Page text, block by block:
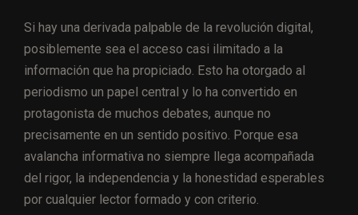
Si hay una derivada palpable de la revolución digital,
posiblemente sea el acceso casi ilimitado a la
información que ha propiciado. Esto ha otorgado al
periodismo un papel central y lo ha convertido en
protagonista de muchos debates, aunque no
precisamente en un sentido positivo. Porque esa
avalancha informativa no siempre llega acompañada
del rigor, la independencia y la honestidad esperables
por cualquier lector formado y con criterio.